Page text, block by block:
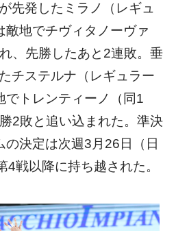
先発したミラノ（レギュ
敵地でチヴィタノーヴァ
、先勝したあと2連敗。垂
チステルナ（レギュラー
でトレンティーノ（同1
2敗と追い込まれた。準決
の決定は次週3月26日（日
戦以降に持ち越された。